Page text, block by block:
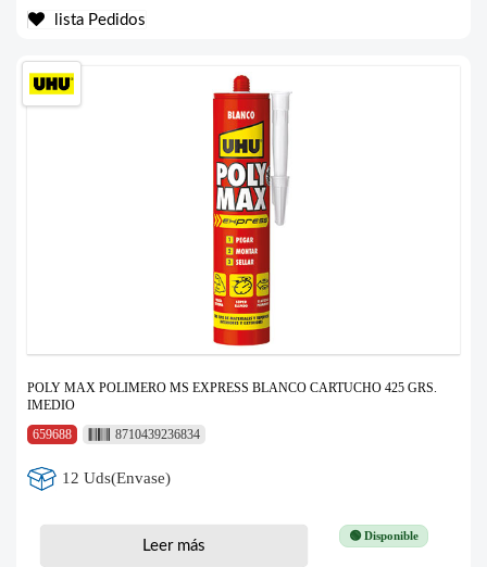
lista Pedidos
POLY MAX POLIMERO MS EXPRESS BLANCO CARTUCHO 425 GRS.
IMEDIO
659688
8710439236834
12 Uds(Envase)
🟢 Disponible
Leer más